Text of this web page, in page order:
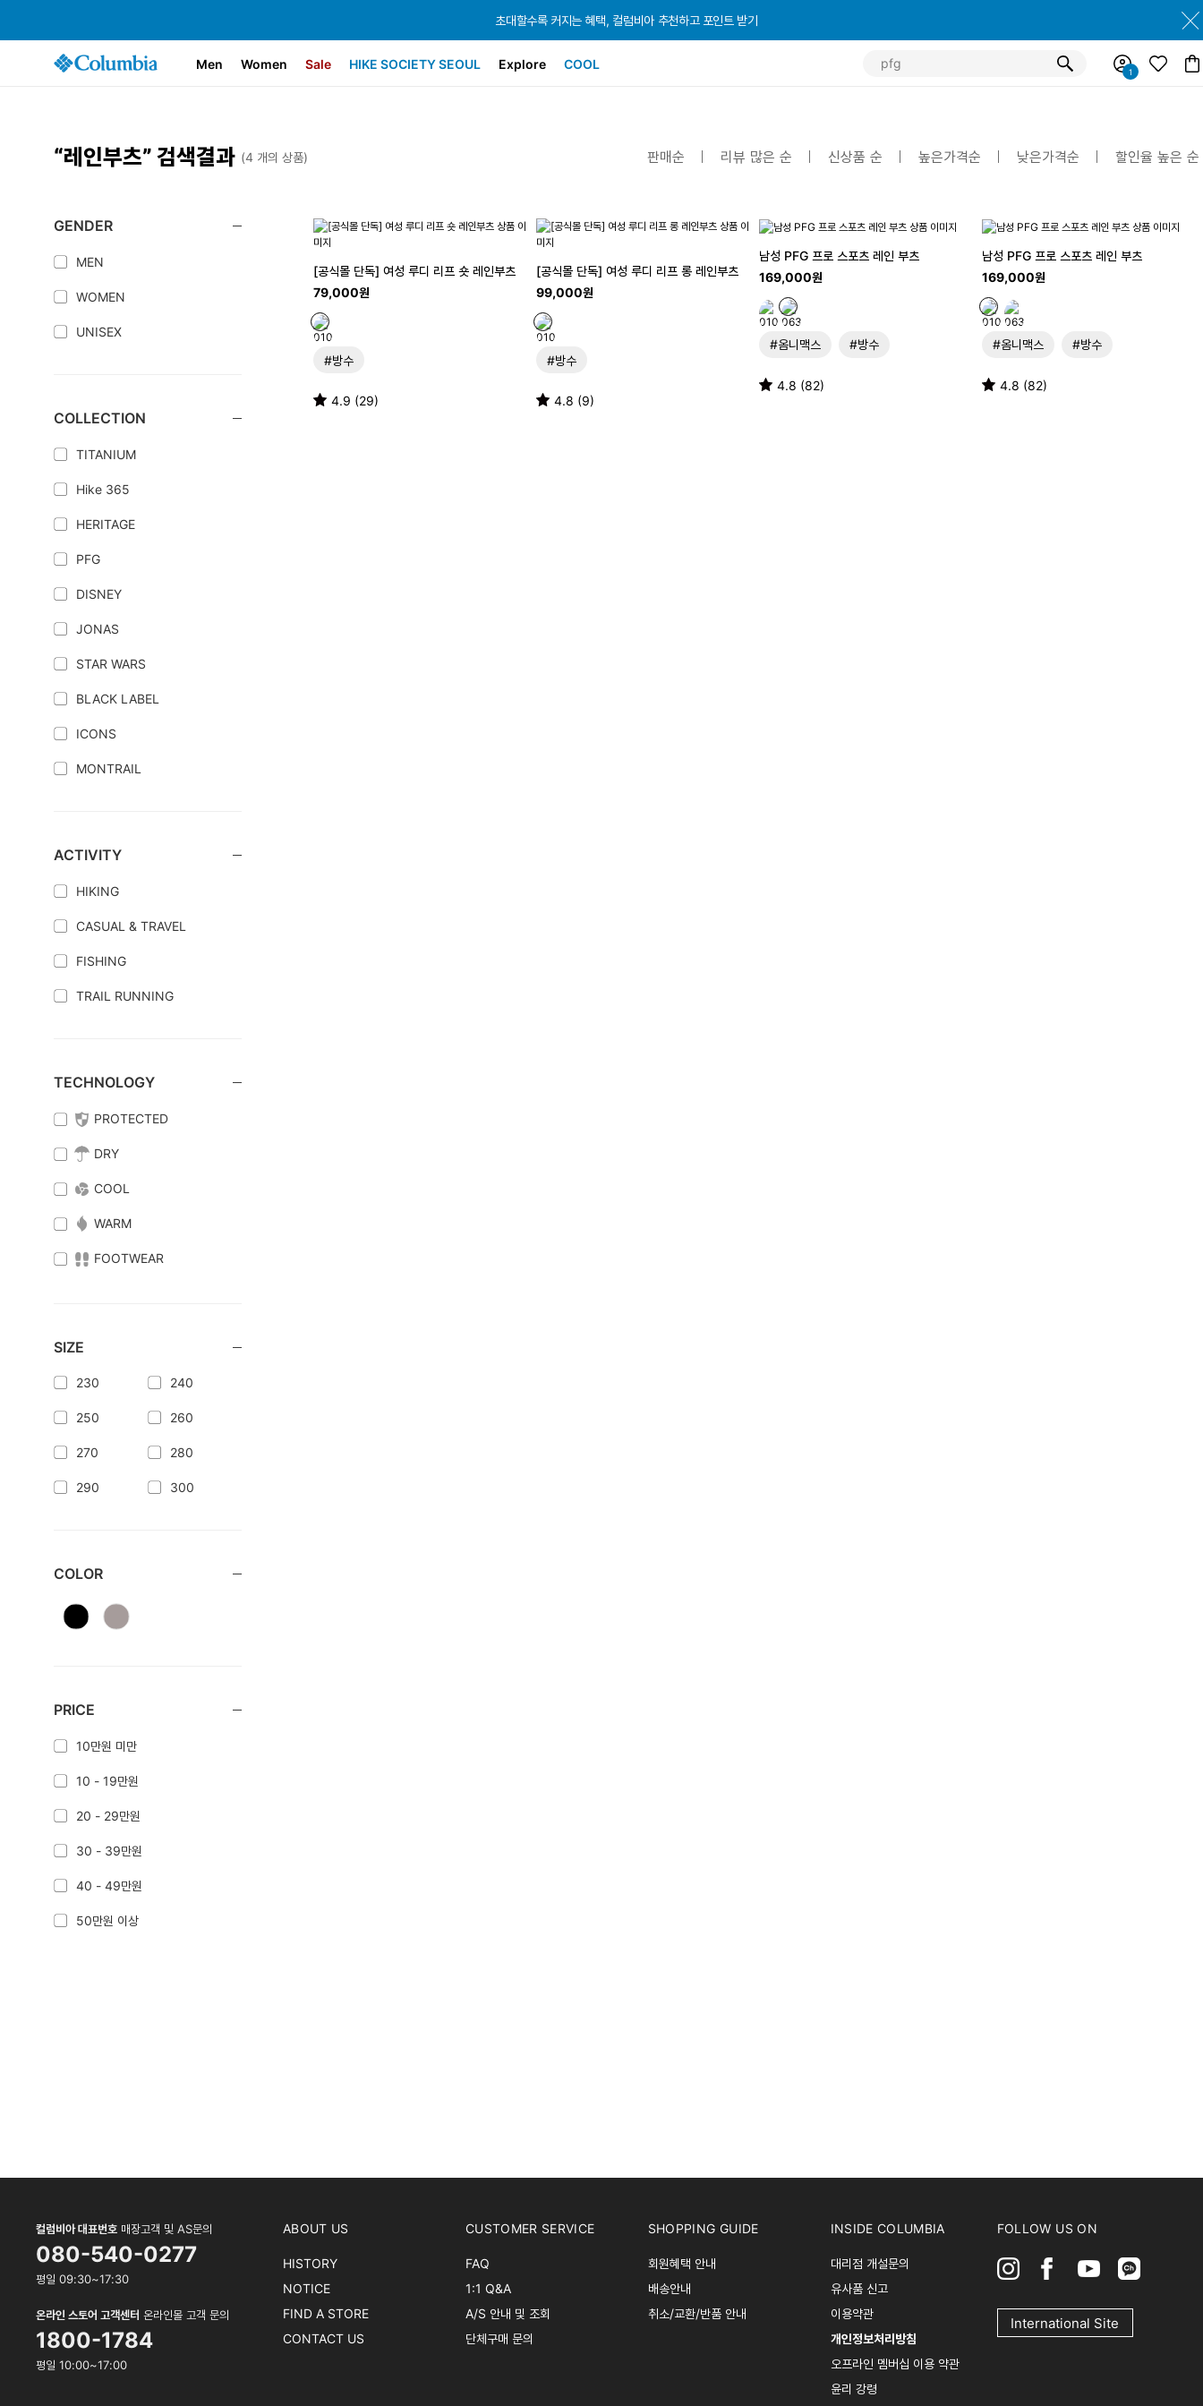
초대할수록 커지는 혜택, 컬럼비아 추천하고 포인트 받기
초대할수록 커지는 혜택, 컬럼비아 추천하고 포인트 받기
초대할수록 커지는 혜택, 컬럼비아 추천하고 포인트 받기
Men Women Sale HIKE SOCIETY SEOUL Explore COOL
“레인부츠” 검색결과 (4 개의 상품) 판매순 리뷰 많은 순 신상품 순 높은가격순 낮은가격순 할인율 높은 순
GENDER
MEN
WOMEN
UNISEX
COLLECTION
TITANIUM
Hike 365
HERITAGE
PFG
DISNEY
JONAS
STAR WARS
BLACK LABEL
ICONS
MONTRAIL
ACTIVITY
HIKING
CASUAL & TRAVEL
FISHING
TRAIL RUNNING
TECHNOLOGY
PROTECTED
DRY
COOL
WARM
FOOTWEAR
SIZE
230 240
250 260
270 280
290 300
COLOR
PRICE
10만원 미만
10 - 19만원
20 - 29만원
30 - 39만원
40 - 49만원
50만원 이상
[공식몰 단독] 여성 루디 리프 숏 레인부츠
79,000원
#방수
4.9 (29)
[공식몰 단독] 여성 루디 리프 롱 레인부츠
99,000원
#방수
4.8 (9)
남성 PFG 프로 스포츠 레인 부츠
169,000원
#옴니맥스 #방수
4.8 (82)
남성 PFG 프로 스포츠 레인 부츠
169,000원
#옴니맥스 #방수
4.8 (82)
컬럼비아 대표번호 매장고객 및 AS문의
080-540-0277
평일 09:30~17:30
온라인 스토어 고객센터 온라인몰 고객 문의
1800-1784
평일 10:00~17:00
ABOUT US
HISTORY
NOTICE
FIND A STORE
CONTACT US
CUSTOMER SERVICE
FAQ
1:1 Q&A
A/S 안내 및 조회
단체구매 문의
SHOPPING GUIDE
회원혜택 안내
배송안내
취소/교환/반품 안내
INSIDE COLUMBIA
대리점 개설문의
유사품 신고
이용약관
개인정보처리방침
오프라인 멤버십 이용 약관
윤리 강령
FOLLOW US ON
International Site